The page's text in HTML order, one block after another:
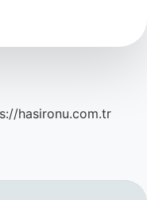
hasironu.com.tr